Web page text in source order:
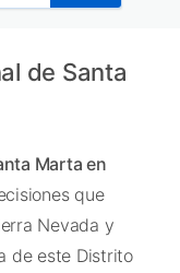
de Santa
Marta en
que
Nevada y
de este Distrito